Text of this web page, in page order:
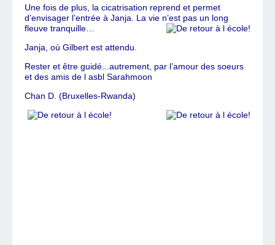
Une fois de plus, la cicatrisation reprend et permet
d’envisager l’entrée à Janja. La vie n’est pas un long
fleuve tranquille…
Janja, où Gilbert est attendu.
Rester et être guidé...autrement, par l’amour des soeurs
et des amis de l asbl Sarahmoon
Chan D. (Bruxelles-Rwanda)